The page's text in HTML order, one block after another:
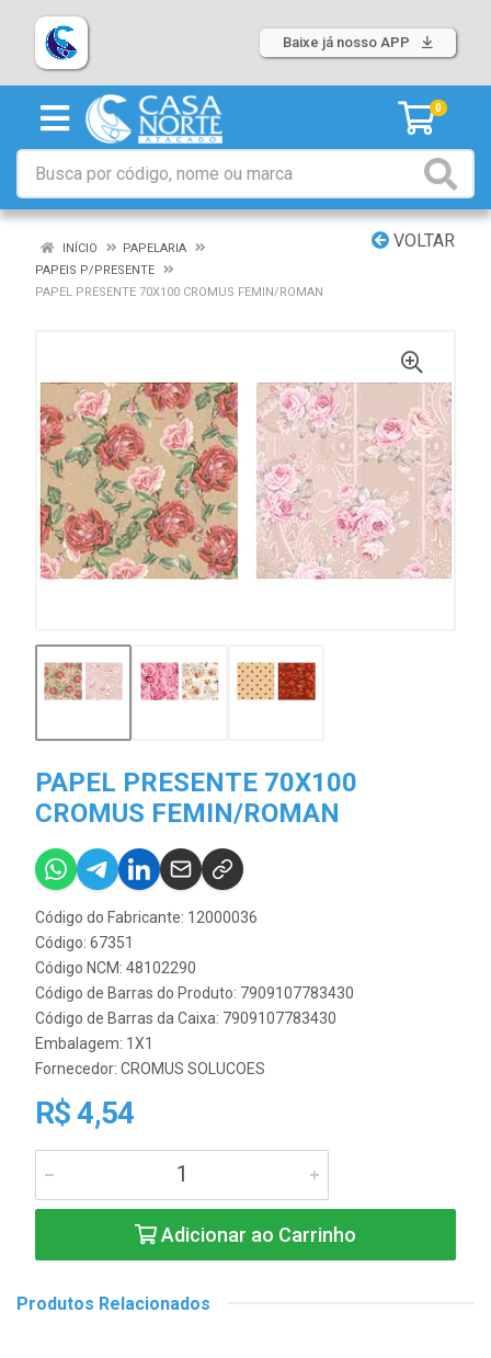
Baixe já nosso APP
0
VOLTAR
INÍCIO
PAPELARIA
PAPEIS P/PRESENTE
PAPEL PRESENTE 70X100 CROMUS FEMIN/ROMAN
PAPEL PRESENTE 70X100
CROMUS FEMIN/ROMAN
Código do Fabricante: 12000036
Código: 67351
Código NCM: 48102290
Código de Barras do Produto: 7909107783430
Código de Barras da Caixa: 7909107783430
Embalagem: 1X1
Fornecedor: CROMUS SOLUCOES
R$ 4,54
Adicionar ao Carrinho
Produtos Relacionados